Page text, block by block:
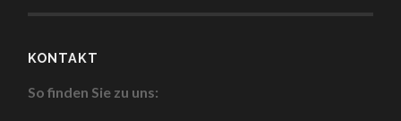
KONTAKT
So finden Sie zu uns: